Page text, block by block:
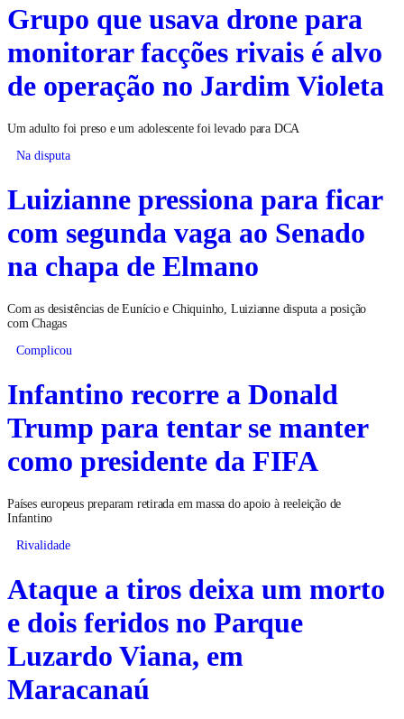
Grupo que usava drone para
monitorar facções rivais é alvo
de operação no Jardim Violeta
Um adulto foi preso e um adolescente foi levado para DCA
Na disputa
Luizianne pressiona para ficar
com segunda vaga ao Senado
na chapa de Elmano
Com as desistências de Eunício e Chiquinho, Luizianne disputa a posição
com Chagas
Complicou
Infantino recorre a Donald
Trump para tentar se manter
como presidente da FIFA
Países europeus preparam retirada em massa do apoio à reeleição de
Infantino
Rivalidade
Ataque a tiros deixa um morto
e dois feridos no Parque
Luzardo Viana, em
Maracanaú